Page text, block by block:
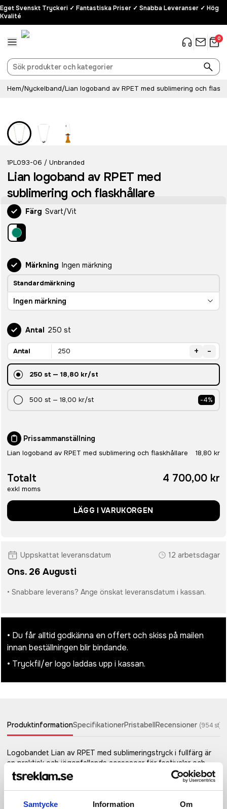
Samtycke Information Om
Eget Svenskt Tryckeri ✓ Fantastiska Priser ✓ Snabba Leveranser ✓ Hög
Kvalité
0
Hem/Nyckelband/Lian logoband av RPET med sublimering och
1PL093-06 / Unbranded
Lian logoband av RPET med
sublimering och flaskhållare
Färg Svart/Vit
Märkning Ingen märkning
Standardmärkning
Ingen märkning
Antal 250 st
Antal + -
250 st— 18,80 kr/st
500 st — 18,00 kr/st -4%
Prissammanställning
Lian logoband av RPET med sublimering och flaskhållare 18,80 kr
Totalt
exkl moms
4 700,00 kr
LÄGG I VARUKORGEN
Uppskattat leveransdatum 12 arbetsdagar
Ons. 26 Augusti
• Snabbare leverans? Ange önskat leveransdatum i kassan.
• Du får alltid godkänna en offert och skiss på mailen
innan beställningen blir bindande.
• Tryckfil/er logo laddas upp i kassan.
ProduktinformationSpecifikationerPristabellRecensioner (954 st)
Logobandet Lian av RPET med sublimeringstryck i fullfärg är
en praktisk och iögonfallande accessoar för festivaler och
evenemang. Den har en praktisk flaskhållare och ett skjutbart
spänne som gör att längden kan justeras för en bekväm
passform. Logobandet kan tryckas på en eller båda sidorna,
och för dubbelsidigt tryck kan du välja mellan standard eller